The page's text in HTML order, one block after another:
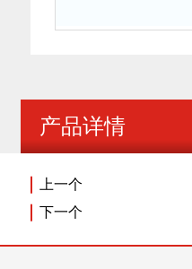
产品详情
上一个
下一个